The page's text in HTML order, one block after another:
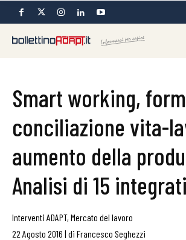
Smart working,
conciliazione vita-
aumento della
Analisi di 15
Interventi ADAPT, Mercato del lavoro
22 Agosto 2016 | di Francesco Seghezzi